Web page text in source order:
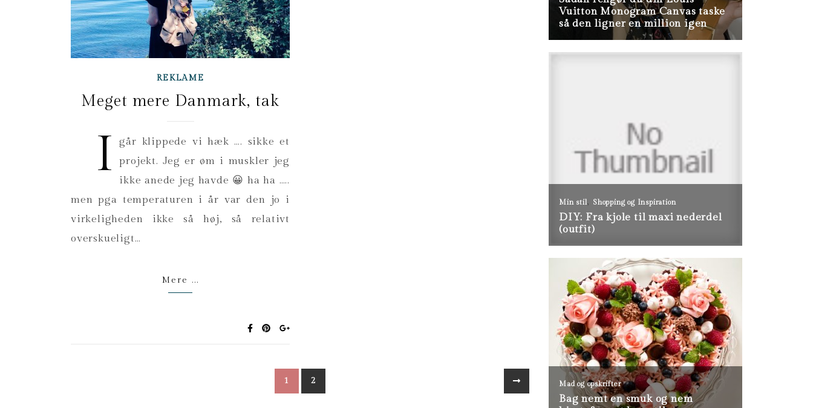
REKLAME
Meget mere Danmark, tak
I
går klippede vi hæk …. sikke et
projekt. Jeg er øm i muskler jeg
ikke anede jeg havde 😀 ha ha …..
men pga temperaturen i år var den jo i
virkeligheden ikke så høj, så relativt
overskueligt…
Mere ...
1 2